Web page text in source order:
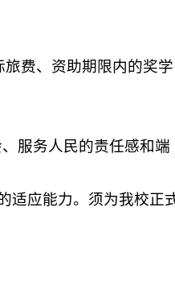
费、资助期限内的奖学
服务人民的责任感和端
适应能力。须为我校正